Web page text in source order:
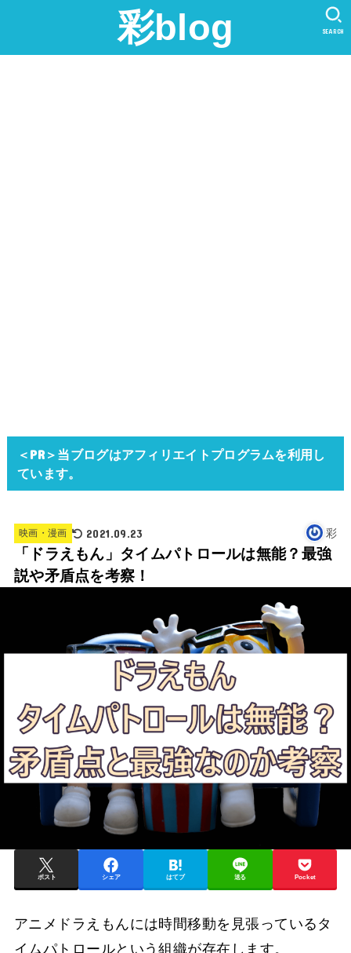
彩blog SEARCH
＜PR＞当ブログはアフィリエイトプログラムを利用し
ています。
映画・漫画 2021.09.23 彩
「ドラえもん」タイムパトロールは無能？最強
説や矛盾点を考察！
ポスト シェア はてブ 送る Pocket
アニメドラえもんには時間移動を見張っているタ
イムパトロールという組織が存在します。